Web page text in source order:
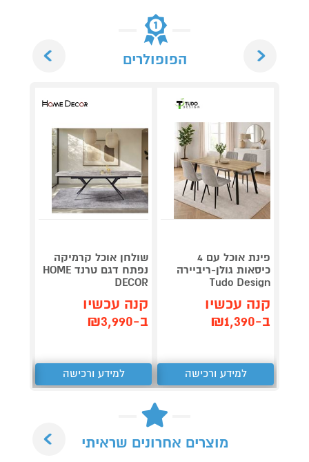
הפופולרים
פינת אוכל עם 4
כיסאות גולן-ריביירה
Tudo Design
קנה עכשיו
ב-₪1,390
למידע ורכישה
שולחן אוכל קרמיקה
נפתח דגם טרנד HOME
DECOR
קנה עכשיו
ב-₪3,990
למידע ורכישה
מוצרים אחרונים שראיתי